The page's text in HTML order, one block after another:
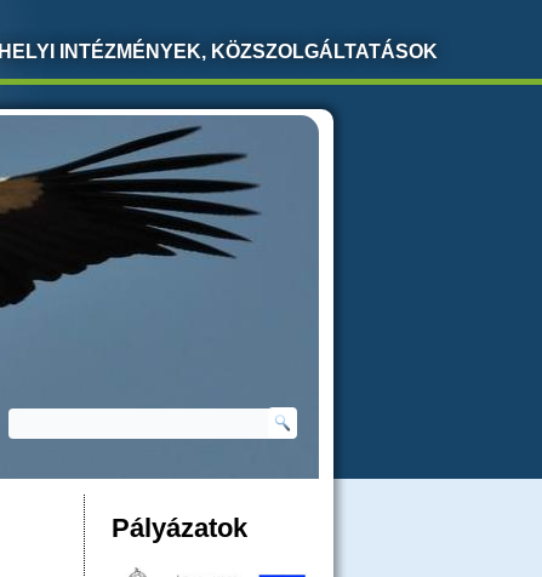
HELYI INTÉZMÉNYEK, KÖZSZOLGÁLTATÁSOK
Keresés
Pályázatok